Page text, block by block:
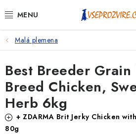
na
PSI
KOČKY
KONĚ
ANTIPARAZITIKA
Malá plemena
Best Breeder Grain
Breed Chicken,
Herb 6kg
+ ZDARMA Brit Jerky Chicken
80g